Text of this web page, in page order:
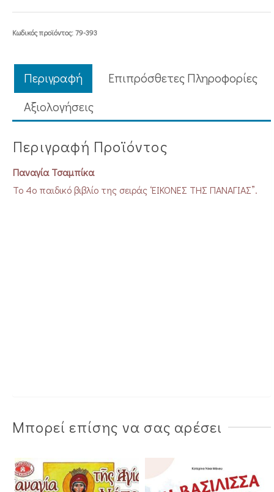
Κωδικός προϊόντος:79-393
Περιγραφή
Επιπρόσθετες Πληροφορίες
Aξιολογήσεις
Περιγραφή Προϊόντος
Παναγία Τσαμπίκα
Το 4ο παιδικό βιβλίο της σειράς ‘ΕΙΚΟΝΕΣ ΤΗΣ ΠΑΝΑΓΙΑΣ”.
Μπορεί επίσης να σας αρέσει